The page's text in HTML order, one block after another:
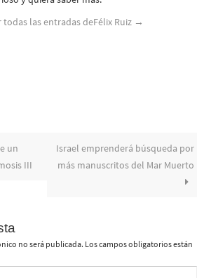
todas las entradas deFélix Ruiz →
un
III
Israel emprenderá búsqueda por
más manuscritos del Mar Muerto
no será publicada. Los campos obligatorios están